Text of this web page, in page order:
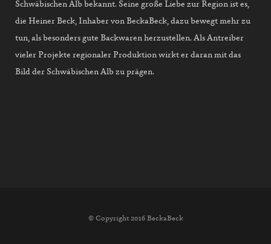
Schwäbischen Alb bekannt. Seine große Liebe zur Region ist es,
die Heiner Beck, Inhaber von BeckaBeck, dazu bewegt mehr zu
tun, als besonders gute Backwaren herzustellen. Als Antreiber
vieler Projekte regionaler Produktion wirkt er daran mit das
Bild der Schwäbischen Alb zu prägen.
© Copyright 2016 BeckaBeck